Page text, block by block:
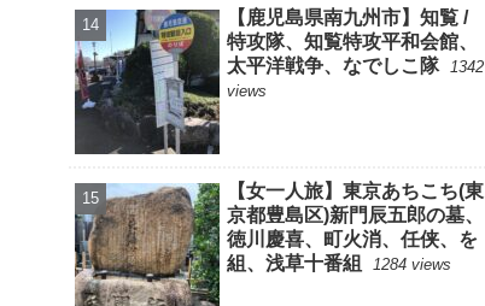
【鹿児島県南九州市】知覧 /
特攻隊、知覧特攻平和会館、
太平洋戦争、なでしこ隊 1342
views
【女一人旅】東京あちこち(東
京都豊島区)新門辰五郎の墓、
徳川慶喜、町火消、任侠、を
組、浅草十番組
1284 views